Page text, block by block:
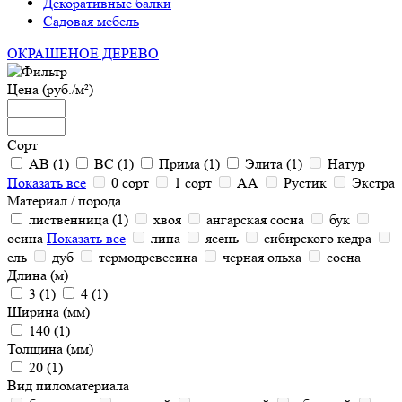
Садовая мебель
ОКРАШЕНОЕ ДЕРЕВО
Цена (руб./м²)
Сорт
АВ (1) ВС (1) Прима (1) Элита (1)
Натур
Показать все
0 сорт 1 сорт АА Рустик
Экстра
Материал / порода
лиственница (1) хвоя ангарская сосна
бук
осина Показать все липа ясень
сибирского кедра
ель
дуб термодревесина черная ольха
сосна
Длина (м)
3 (1) 4 (1)
Ширина (мм)
140 (1)
Толщина (мм)
20 (1)
Вид пиломатериала